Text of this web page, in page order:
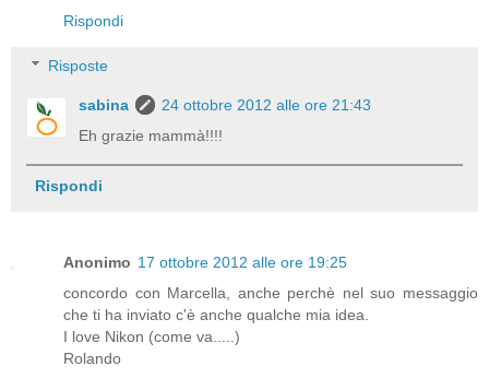
Rispondi
Risposte
sabina
24 ottobre 2012 alle ore 21:43
Eh grazie mammà!!!!
Rispondi
Anonimo 17 ottobre 2012 alle ore 19:25
concordo con Marcella, anche perchè nel suo messaggio
che ti ha inviato c'è anche qualche mia idea.
I love Nikon (come va.....)
Rolando